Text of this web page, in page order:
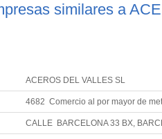
similares a
ACEROS DEL VALLES SL
4682 Comercio al por mayor de
CALLE BARCELONA 33 BX,